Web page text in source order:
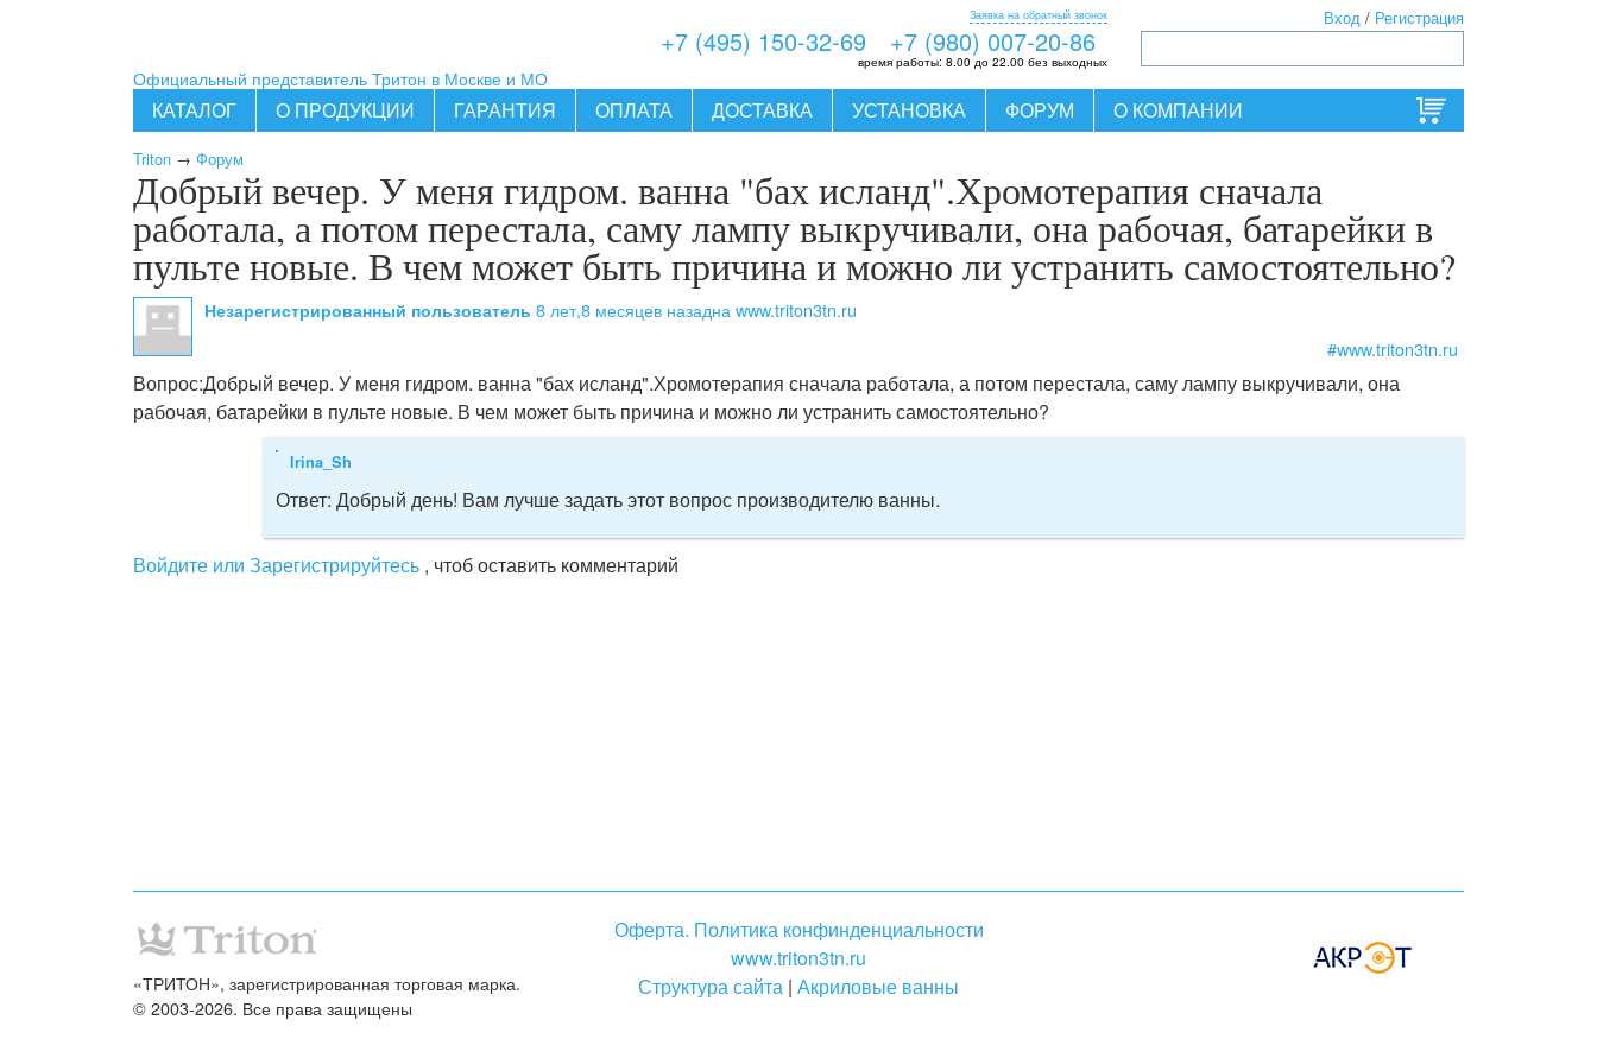
Официальный представитель Тритон в Москве и МО
+7 (495) 150-32-69 +7 (980) 007-20-86
Заявка на обратный звонок
время работы: 8.00 до 22.00 без выходных
Вход / Регистрация
КАТАЛОГ О ПРОДУКЦИИ ГАРАНТИЯ ОПЛАТА ДОСТАВКА УСТАНОВКА ФОРУМ О КОМПАНИИ
Triton → Форум
Добрый вечер. У меня гидром. ванна "бах исланд".Хромотерапия сначала
работала, а потом перестала, саму лампу выкручивали, она рабочая, батарейки в
пульте новые. В чем может быть причина и можно ли устранить самостоятельно?
Незарегистрированный пользователь 8 лет,8 месяцев назадна www.triton3tn.ru
#www.triton3tn.ru
Вопрос:Добрый вечер. У меня гидром. ванна "бах исланд".Хромотерапия сначала работала, а потом перестала, саму лампу выкручивали, она
рабочая, батарейки в пульте новые. В чем может быть причина и можно ли устранить самостоятельно?
Irina_Sh
Ответ: Добрый день! Вам лучше задать этот вопрос производителю ванны.
Войдите или Зарегистрируйтесь , чтоб оставить комментарий
Оферта. Политика конфинденциальности
www.triton3tn.ru
Структура сайта | Акриловые ванны
«ТРИТОН», зарегистрированная торговая марка.
© 2003-2026. Все права защищены